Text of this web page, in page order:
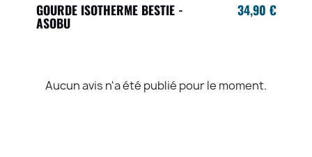
GOURDE ISOTHERME BESTIE -
ASOBU
34,90 €
Aucun avis n'a été publié pour le moment.